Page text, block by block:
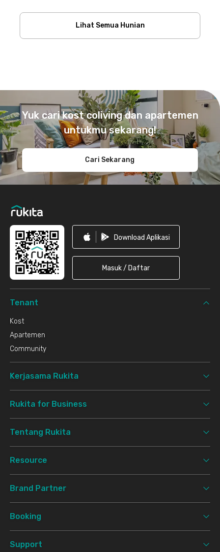
Lihat Semua Hunian
Yuk cari kost coliving dan apartemen
untukmu sekarang!
Cari Sekarang
Download Aplikasi
Masuk / Daftar
Tenant
Kost
Apartemen
Community
Kerjasama Rukita
Rukita for Business
Tentang Rukita
Resource
Brand Partner
Booking
Support